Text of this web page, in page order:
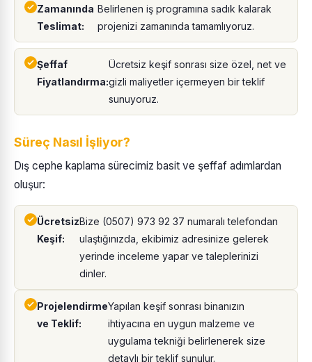
Zamanında
Teslimat:
Belirlenen iş programına sadık kalarak
projenizi zamanında tamamlıyoruz.
Şeffaf
Fiyatlandırma:
Ücretsiz keşif sonrası size özel, net ve
gizli maliyetler içermeyen bir teklif
sunuyoruz.
Süreç Nasıl İşliyor?
Dış cephe kaplama sürecimiz basit ve şeffaf adımlardan
oluşur:
Ücretsiz
Keşif:
Bize (0507) 973 92 37 numaralı telefondan
ulaştığınızda, ekibimiz adresinize gelerek
yerinde inceleme yapar ve taleplerinizi
dinler.
Projelendirme
ve Teklif:
Yapılan keşif sonrası binanızın
ihtiyacına en uygun malzeme ve
uygulama tekniği belirlenerek size
detaylı bir teklif sunulur.